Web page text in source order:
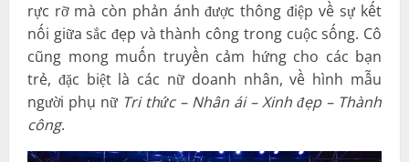
rực rỡ mà còn phản ánh được thông điệp về sự kết
nối giữa sắc đẹp và thành công trong cuộc sống. Cô
cũng mong muốn truyền cảm hứng cho các bạn
trẻ, đặc biệt là các nữ doanh nhân, về hình mẫu
người phụ nữ Tri thức – Nhân ái – Xinh đẹp – Thành
công.